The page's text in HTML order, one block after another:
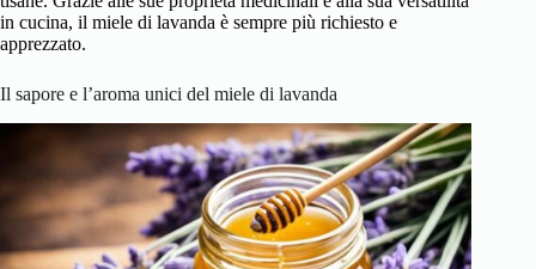
in cucina, il miele di lavanda è sempre più richiesto e
apprezzato.
Il sapore e l’aroma unici del miele di lavanda